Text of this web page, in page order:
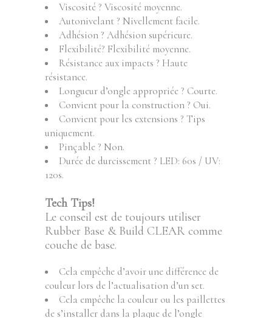
Viscosité ? Viscosité moyenne.
Autonivelant ? Nivellement facile.
Adhésion ? Adhésion supérieure.
Flexibilité? Flexibilité moyenne.
Résistance aux impacts ? Haute
résistance.
Longueur d’ongle appropriée ? Courte.
Convient pour la construction ? Oui.
Convient pour les extensions ? Tips
uniquement.
Pinçable ? Non.
Durée de durcissement ? LED: 60s / UV:
120s.
Tech Tips!
Le conseil est de toujours utiliser
Rubber Base & Build CLEAR comme
couche de base.
Cela empêche d’avoir une différence de
couleur lors de l’actualisation d’un set.
Cela empêche la couleur ou les paillettes
de s’installer dans la plaque de l’ongle